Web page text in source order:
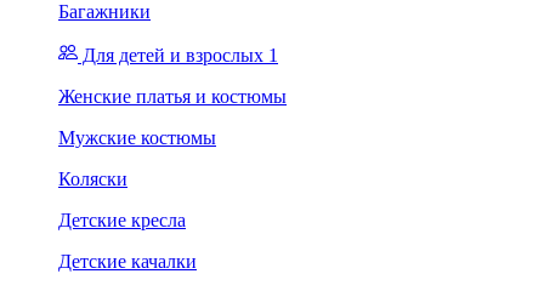
Багажники
Для детей и взрослых 1
Женские платья и костюмы
Мужские костюмы
Коляски
Детские кресла
Детские качалки